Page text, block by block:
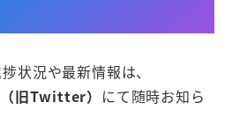
状況や最新情報は、
旧Twitter） にて随時お知ら